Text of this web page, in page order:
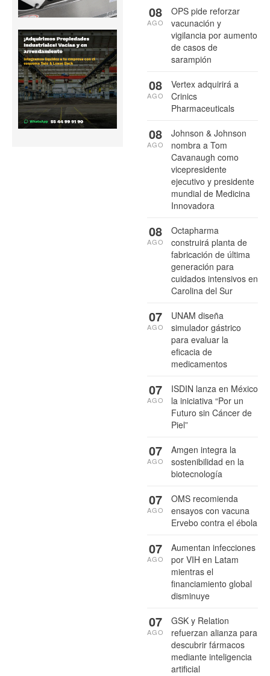
OPS pide reforzar
vacunación y
vigilancia por aumento
de casos de
sarampión
08
AGO
Vertex adquirirá a
Crinics
Pharmaceuticals
08
AGO
Johnson & Johnson
nombra a Tom
Cavanaugh como
vicepresidente
ejecutivo y presidente
mundial de Medicina
Innovadora
08
AGO
Octapharma
construirá planta de
fabricación de última
generación para
cuidados intensivos en
Carolina del Sur
08
AGO
UNAM diseña
simulador gástrico
para evaluar la
eficacia de
medicamentos
07
AGO
ISDIN lanza en México
la iniciativa “Por un
Futuro sin Cáncer de
Piel”
07
AGO
Amgen integra la
sostenibilidad en la
biotecnología
07
AGO
OMS recomienda
ensayos con vacuna
Ervebo contra el ébola
07
AGO
Aumentan infecciones
por VIH en Latam
mientras el
financiamiento global
disminuye
07
AGO
GSK y Relation
refuerzan alianza para
descubrir fármacos
mediante inteligencia
artificial
07
AGO